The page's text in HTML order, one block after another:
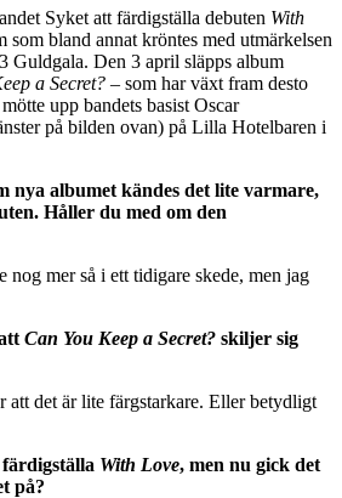
Syket att färdigställa debuten With
som bland annat kröntes med utmärkelsen
Guldgala. Den 3 april släpps album
a Secret? – som har växt fram desto
upp bandets basist Oscar
på bilden ovan) på Lilla Hotelbaren i
nya albumet kändes det lite varmare,
Håller du med om den
nog mer så i ett tidigare skede, men jag
Can You Keep a Secret? skiljer sig
att det är lite färgstarkare. Eller betydligt
With Love, men nu gick det
på?